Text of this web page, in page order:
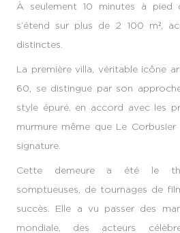
À seulement 10 minutes à
s’étend sur plus de 2 100 m²,
distinctes.
La première villa, véritable icône
60, se distingue par son
style épuré, en accord avec les
murmure même que Le
signature.
Cette demeure a été le
somptueuses, de tournages de
succès. Elle a vu passer des
mondiale, des acteurs